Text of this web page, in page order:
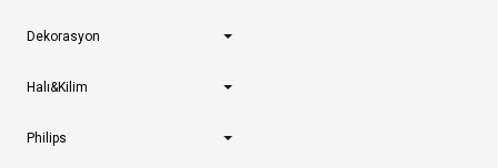
Dekorasyon
Halı&Kilim
Philips